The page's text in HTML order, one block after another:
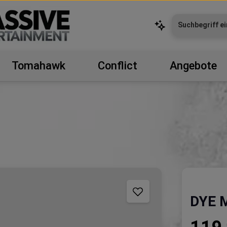
Tomahawk Conflict Angebote
DYE